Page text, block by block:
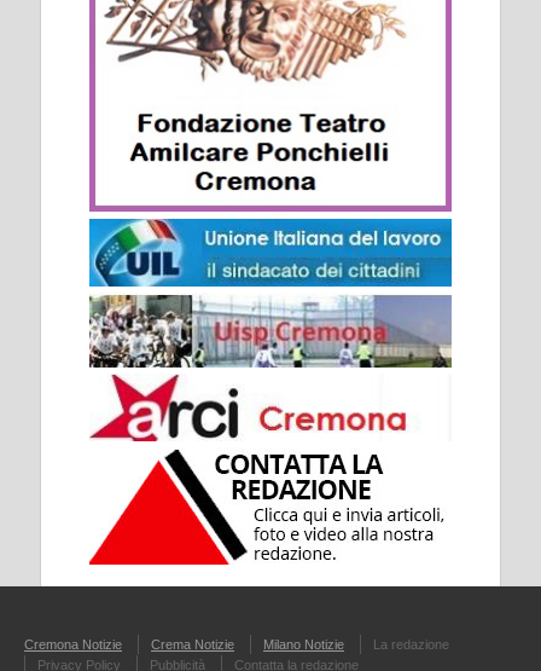
Cremona Notizie Crema Notizie Milano Notizie
La redazione
Privacy Policy
Pubblicità Contatta la redazione